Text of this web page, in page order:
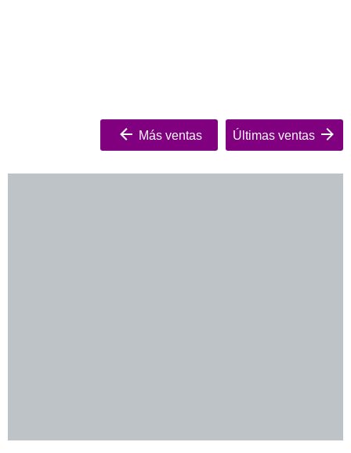
Más ventas Últimas ventas